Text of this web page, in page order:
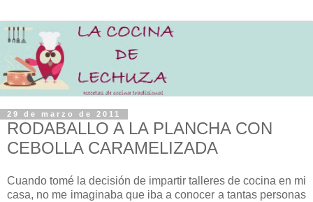
29 de marzo de 2011
RODABALLO A LA PLANCHA CON
CEBOLLA CARAMELIZADA
Cuando tomé la decisión de impartir talleres de cocina en mi
casa, no me imaginaba que iba a conocer a tantas personas